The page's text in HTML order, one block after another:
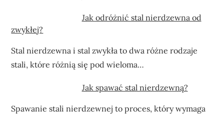
Jak odróżnić stal nierdzewna od
zwykłej?
Stal nierdzewna i stal zwykła to dwa różne rodzaje
stali, które różnią się pod wieloma…
Jak spawać stal nierdzewną?
Spawanie stali nierdzewnej to proces, który wymaga